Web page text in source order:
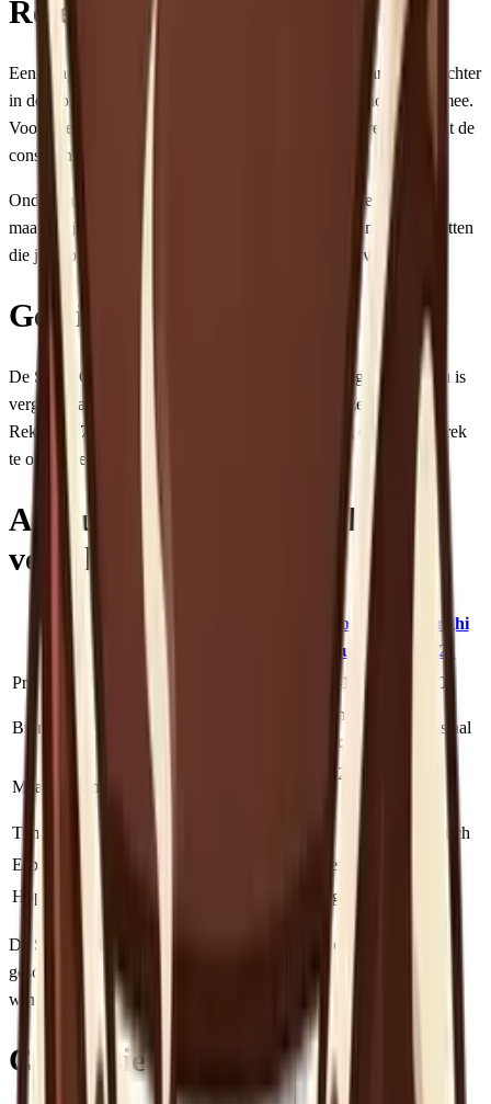
Retentie en onderhoud
Een minpunt is de retentie: er blijft gemiddeld 1-2 gram koffie achter
in de molen. Bij elke keer malen krijg je dus deels oude koffie mee.
Voor filterkoffie maakt dit weinig uit, maar voor espresso kan dit de
consistentie beïnvloeden.
Onderhoud is eenvoudig: wekelijks de opvangbak legen,
maandelijks de bramen borstelen. Sage verkoopt reinigingstabletten
die je door de molen kunt draaien om koffie-olie te verwijderen.
Geluidsniveau
De Smart Grinder Pro is niet de stilste molen. Het geluidsniveau is
vergelijkbaar met andere elektrische molens in deze prijsklasse.
Reken op 70-80 decibel tijdens het malen, genoeg om een gesprek
te onderbreken.
Allround elektrische molens
vergelijking
Fellow
Opus
De'Longhi
KG521
Prijs
€175-195 €220-250
Bramen 40mm conisch
40mm
conisch
Conisch staal
Maalstanden
41 (120
Timer Dosing IQ
Sensor-touch
Espresso
Beperkt
Hopper
100 gram
De Smart Grinder Pro wint op maalstanden en espresso-
geschiktheid. De Encore wint op filterkwaliteit en prijs. De Opus
wint op design. De KG521 wint op Dedica-integratie.
Conclusie